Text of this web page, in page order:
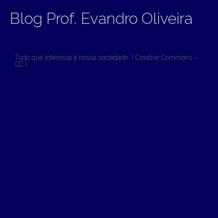
Blog Prof. Evandro Oliveira
Tudo que interessa à nossa sociedade. ( Creative Commons –
CC )